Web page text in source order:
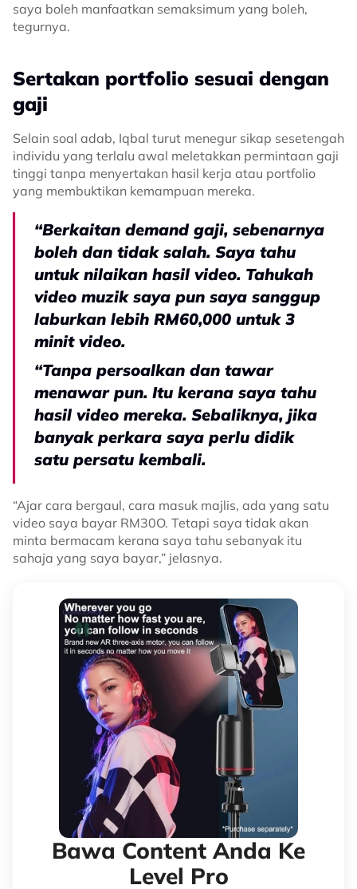
saya boleh manfaatkan semaksimum yang boleh,
tegurnya.
Sertakan portfolio sesuai dengan
gaji
Selain soal adab, Iqbal turut menegur sikap sesetengah
individu yang terlalu awal meletakkan permintaan gaji
tinggi tanpa menyertakan hasil kerja atau portfolio
yang membuktikan kemampuan mereka.
“Berkaitan demand gaji, sebenarnya
boleh dan tidak salah. Saya tahu
untuk nilaikan hasil video. Tahukah
video muzik saya pun saya sanggup
laburkan lebih RM60,000 untuk 3
minit video.
“Tanpa persoalkan dan tawar
menawar pun. Itu kerana saya tahu
hasil video mereka. Sebaliknya, jika
banyak perkara saya perlu didik
satu persatu kembali.
“Ajar cara bergaul, cara masuk majlis, ada yang satu
video saya bayar RM30O. Tetapi saya tidak akan
minta bermacam kerana saya tahu sebanyak itu
sahaja yang saya bayar,” jelasnya.
Bawa Content Anda Ke
Level Pro